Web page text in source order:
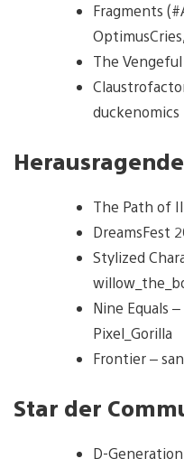
Fragments
The
duckenomics
The Path of
DreamsFest
Stylized
Nine Equals
Pixel_Gorilla
Frontier –
Star der
D-